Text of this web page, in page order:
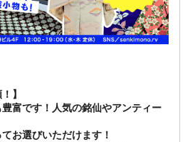
】
富です！人気の銘仙やアンティー
お選びいただけます！